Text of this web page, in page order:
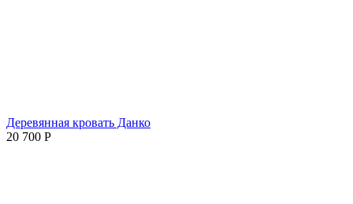
Деревянная кровать Данко
20 700 Р